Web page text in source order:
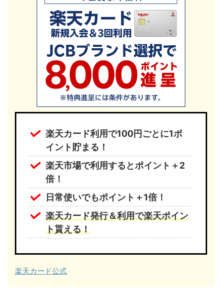
楽天カード利用で100円ごとに1ポ
イント貯まる！
楽天市場で利用するとポイント＋2
倍！
日常使いでもポイント＋1倍！
楽天カード発行＆利用で楽天ポイン
ト貰える！
楽天カード公式